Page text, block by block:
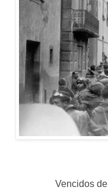
Vencidos